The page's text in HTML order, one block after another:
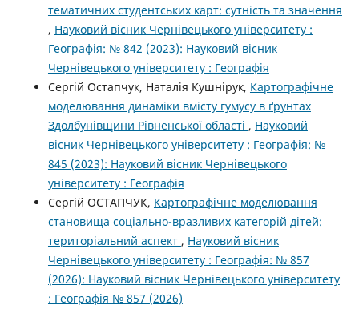
тематичних студентських карт: сутність та значення
, Науковий вісник Чернівецького університету :
Географія: № 842 (2023): Науковий вісник
Чернівецького університету : Географія
Сергій Остапчук, Наталія Кушнірук, Картографічне
моделювання динаміки вмісту гумусу в ґрунтах
Здолбунівщини Рівненської області , Науковий
вісник Чернівецького університету : Географія: №
845 (2023): Науковий вісник Чернівецького
університету : Географія
Сергій ОСТАПЧУК, Картографічне моделювання
становища соціально-вразливих категорій дітей:
територіальний аспект , Науковий вісник
Чернівецького університету : Географія: № 857
(2026): Науковий вісник Чернівецького університету
: Географія № 857 (2026)